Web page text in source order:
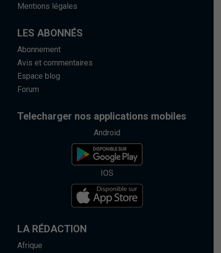
Mentions légales
LES ABONNÉS
Abonnement
Avis et commentaires
Espace blog
Forum
Telecharger nos applications mobiles
Android
IOS
LA RÉDACTION
Afrique